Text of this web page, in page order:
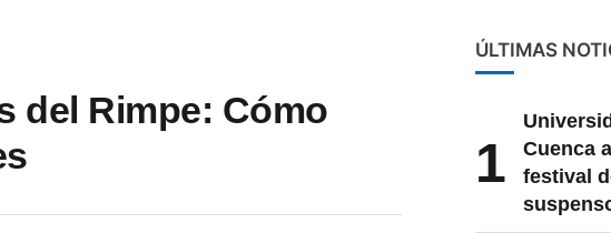
del Rimpe: Cómo
ÚLTIMAS
1
Cuenca
festival